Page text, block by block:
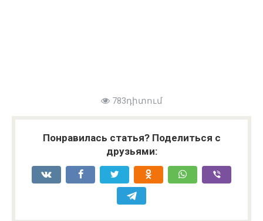
783դիտում
Понравилась статья? Поделиться с
друзьями: